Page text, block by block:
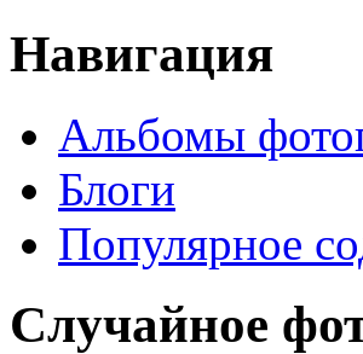
Навигация
Альбомы
Блоги
Популярное
Случайное